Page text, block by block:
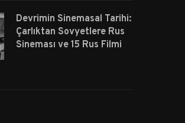
Devrimin Sinemasal Tarihi:
Çarlıktan Sovyetlere Rus
Sineması ve 15 Rus Filmi